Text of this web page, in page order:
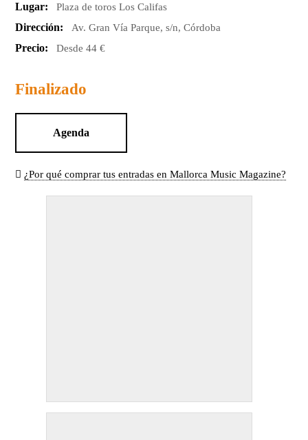
Lugar: Plaza de toros Los Califas
Dirección: Av. Gran Vía Parque, s/n, Córdoba
Precio: Desde 44 €
Finalizado
Agenda
¿Por qué comprar tus entradas en Mallorca Music Magazine?